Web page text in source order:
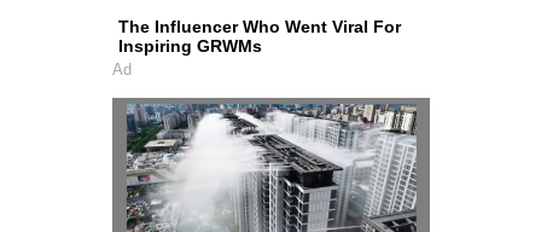
The Influencer Who Went Viral For
Inspiring GRWMs
Ad